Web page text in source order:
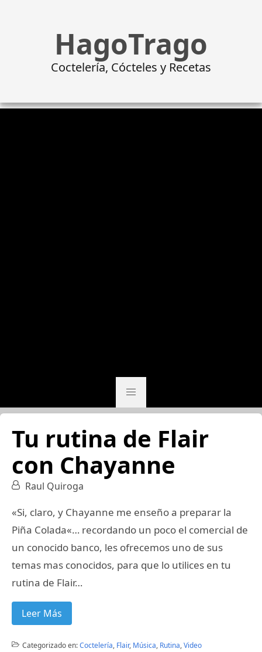
HagoTrago
Coctelería, Cócteles y Recetas
Tu rutina de Flair
con Chayanne
Raul Quiroga
«Si, claro, y Chayanne me enseño a preparar la
Piña Colada«… recordando un poco el comercial de
un conocido banco, les ofrecemos uno de sus
temas mas conocidos, para que lo utilices en tu
rutina de Flair…
Leer Más
Categorizado en:Coctelería, Flair, Música, Rutina,Video